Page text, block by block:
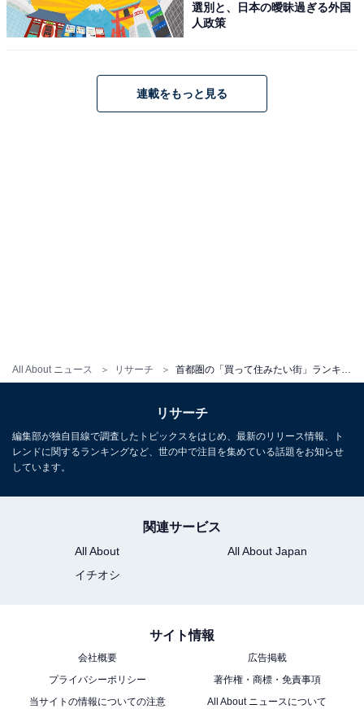
All About ニュース リサーチ
選別と、日本の曖昧過ぎる外国
人政策
連載をもっと見る
リサーチ
編集部が独自目線で調査したトピックスをはじめ、最新のリリース情報、ト
レンドに関するランキングなど、世の中で注目を集めている話題をお知らせ
しています。
関連サービス
All About
All About Japan
イチオシ
サイト情報
会社概要
広告掲載
プライバシーポリシー
著作権・商標・免責事項
当サイトの情報についての注意
All About ニュースについて